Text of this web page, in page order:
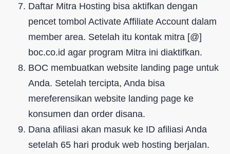
Daftar Mitra Hosting bisa aktifkan dengan
pencet tombol Activate Affiliate Account dalam
member area. Setelah itu kontak mitra [@]
boc.co.id agar program Mitra ini diaktifkan.
BOC membuatkan website landing page untuk
Anda. Setelah tercipta, Anda bisa
mereferensikan website landing page ke
konsumen dan order disana.
Dana afiliasi akan masuk ke ID afiliasi Anda
setelah 65 hari produk web hosting berjalan.